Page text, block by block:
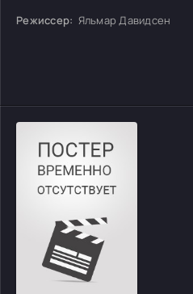
Режиссер: Яльмар Давидсен